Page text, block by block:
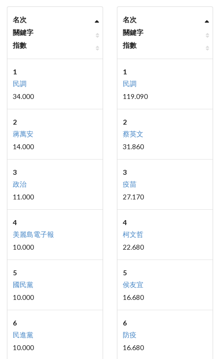
名次
關鍵字
指數
1
民調
34.000
2
蔣萬安
14.000
3
政治
11.000
4
美麗島電子報
10.000
5
國民黨
10.000
6
民進黨
10.000
名次
關鍵字
指數
1
民調
119.090
2
蔡英文
31.860
3
疫苗
27.170
4
柯文哲
22.680
5
侯友宜
16.680
6
防疫
16.680